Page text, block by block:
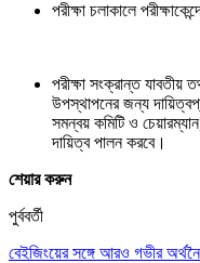
পরীক্ষা চলাকালে
পরীক্ষা সংক্রান্ত
উপস্থাপনের জন্য
সমন্বয় কমিটি ও
দায়িত্ব পালন করবে।
শেয়ার করুন
পুর্ববর্তী
বেইজিংয়ের সঙ্গে আরও গভীর